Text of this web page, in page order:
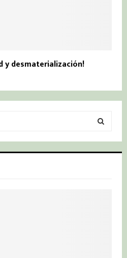
y desmaterialización!
S